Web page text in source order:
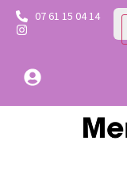
07 61 15 04 14